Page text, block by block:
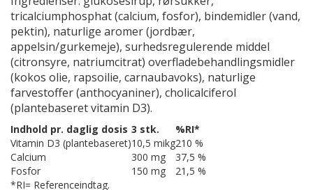
tricalciumphosphat (calcium, fosfor), bindemidler (vand,
pektin), naturlige aromer (jordbær,
appelsin/gurkemeje), surhedsregulerende middel
(citronsyre, natriumcitrat) overfladebehandlingsmidler
(kokos olie, rapsoilie, carnaubavoks), naturlige
farvestoffer (anthocyaniner), cholicalciferol
(plantebaseret vitamin D3).
Indhold pr. daglig dosis 3 stk.
%RI*
Vitamin D3 (plantebaseret)10,5 mikg210 %
Calcium
300 mg
37,5 %
Fosfor
150 mg
21,5 %
*RI= Referenceindtag.